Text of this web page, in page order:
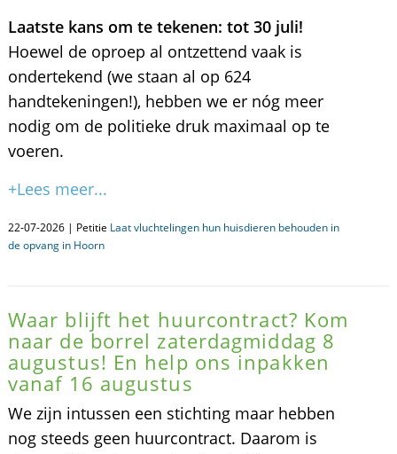
Laatste kans om te tekenen: tot 30 juli!
Hoewel de oproep al ontzettend vaak is
ondertekend (we staan al op 624
handtekeningen!), hebben we er nóg meer
nodig om de politieke druk maximaal op te
voeren.
+Lees meer...
22-07-2026 | Petitie Laat vluchtelingen hun huisdieren behouden in
de opvang in Hoorn
Waar blijft het huurcontract? Kom
naar de borrel zaterdagmiddag 8
augustus! En help ons inpakken
vanaf 16 augustus
We zijn intussen een stichting maar hebben
nog steeds geen huurcontract. Daarom is